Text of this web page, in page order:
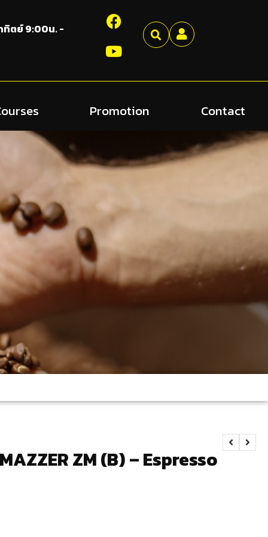
ทิตย์ 9:00น. -
Promotion Contact
ZM (B) – Espresso